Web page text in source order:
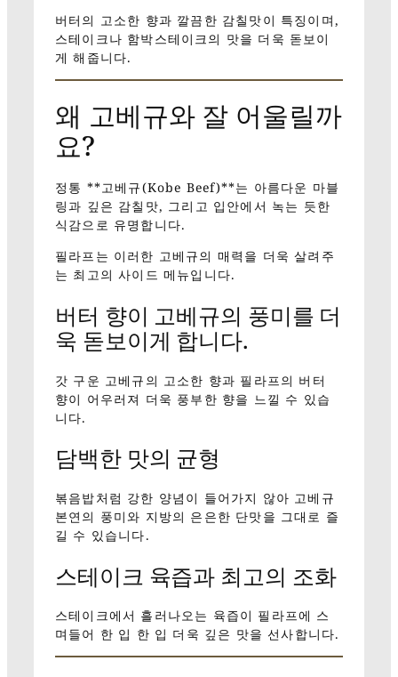
버터의 고소한 향과 깔끔한 감칠맛이 특징이며,
스테이크나 함박스테이크의 맛을 더욱 돋보이
게 해줍니다.
왜 고베규와 잘 어울릴까
요?
정통 **고베규(Kobe Beef)**는 아름다운 마블
링과 깊은 감칠맛, 그리고 입안에서 녹는 듯한
식감으로 유명합니다.
필라프는 이러한 고베규의 매력을 더욱 살려주
는 최고의 사이드 메뉴입니다.
버터 향이 고베규의 풍미를 더
욱 돋보이게 합니다.
갓 구운 고베규의 고소한 향과 필라프의 버터
향이 어우러져 더욱 풍부한 향을 느낄 수 있습
니다.
담백한 맛의 균형
볶음밥처럼 강한 양념이 들어가지 않아 고베규
본연의 풍미와 지방의 은은한 단맛을 그대로 즐
길 수 있습니다.
스테이크 육즙과 최고의 조화
스테이크에서 흘러나오는 육즙이 필라프에 스
며들어 한 입 한 입 더욱 깊은 맛을 선사합니다.